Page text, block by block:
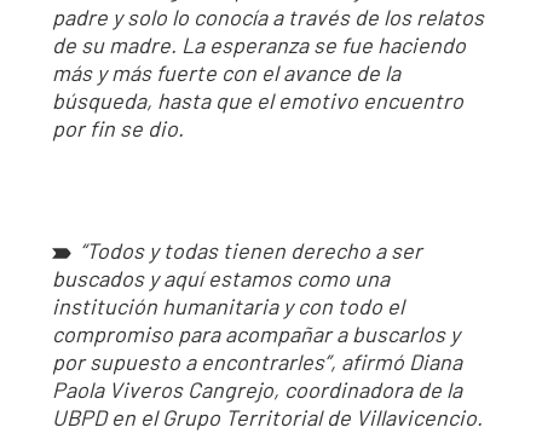
Así avanzamos
Mapa de personas buscadoras según solicitudes de
búsqueda
Generación de conocimiento para la búsqueda
padre y solo lo conocía a través de los relatos
de su madre. La esperanza se fue haciendo
más y más fuerte con el avance de la
búsqueda, hasta que el emotivo encuentro
por fin se dio.
“Todos y todas tienen derecho a ser
buscados y aquí estamos como una
institución humanitaria y con todo el
compromiso para acompañar a buscarlos y
por supuesto a encontrarles”, afirmó Diana
Paola Viveros Cangrejo, coordinadora de la
UBPD en el Grupo Territorial de Villavicencio.